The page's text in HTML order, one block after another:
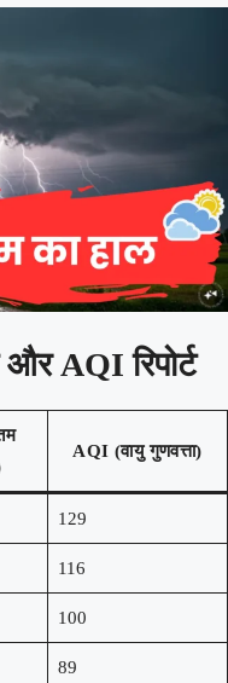
AQI रिपोर्ट
AQI (वायु गुणवत्ता)
129
116
100
89